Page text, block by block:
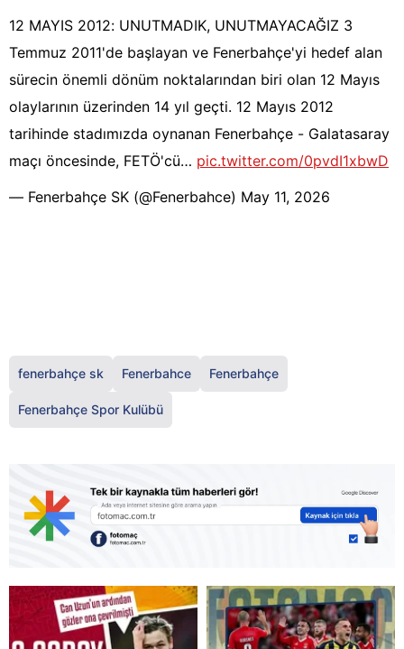
12 MAYIS 2012: UNUTMADIK, UNUTMAYACAĞIZ 3
Temmuz 2011'de başlayan ve Fenerbahçe'yi hedef alan
sürecin önemli dönüm noktalarından biri olan 12 Mayıs
olaylarının üzerinden 14 yıl geçti. 12 Mayıs 2012
tarihinde stadımızda oynanan Fenerbahçe - Galatasaray
maçı öncesinde, FETÖ'cü… pic.twitter.com/0pvdI1xbwD
— Fenerbahçe SK (@Fenerbahce) May 11, 2026
fenerbahçe sk Fenerbahce Fenerbahçe
Fenerbahçe Spor Kulübü